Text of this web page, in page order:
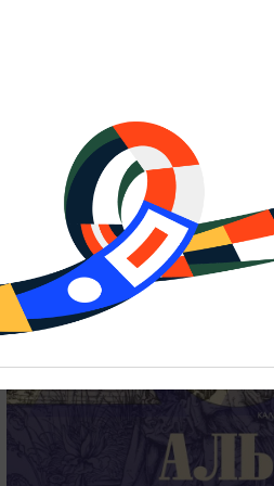
01.06.2026 - 31.08.2026
Калининград, ул. Октябрьская, 3А
ОТ 150₽ ПУШКИНСКАЯ КАРТА